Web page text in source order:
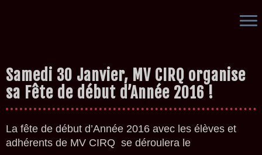
au
contenu
Samedi 30 Janvier, MV CIRQ organise
sa Fête de début d’Année 2016 !
La fête de début d’Année 2016 avec les élèves et
adhérents de MV CIRQ se déroulera le